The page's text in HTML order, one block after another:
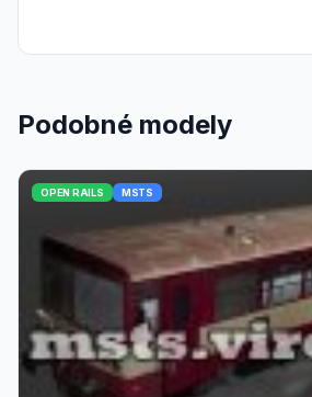
Podobné modely
OPEN RAILS MSTS